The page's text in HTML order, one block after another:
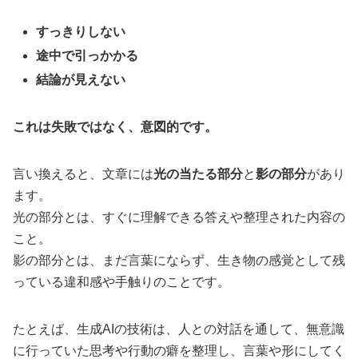
すっきりしない
途中で引っかかる
結論が見えない
これは失敗ではなく、意図的です。
言い換えると、文章には光の当たる部分と影の部分があり
ます。
光の部分とは、すぐに理解できる答えや整理された内容の
こと。
影の部分とは、まだ言葉にならず、生き物の感覚として残
っている違和感や手触りのことです。
たとえば、生成AIの技術は、人との対話を通して、無意識
に行っていた思考や行動の癖を整理し、言葉や形にしてく